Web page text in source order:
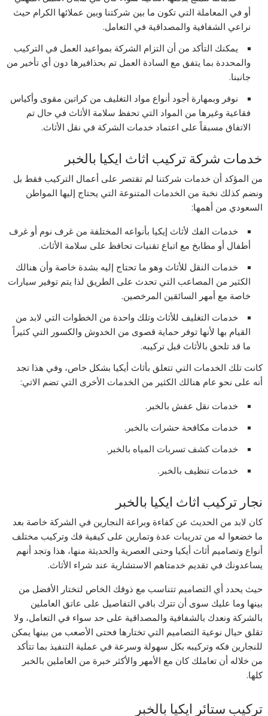
أو في المعاملة التي تكون ما بين شركتنا وبين عملائها الكرام حيث
نراعي الشفافية والمصداقية في التعامل.
يمكنك التأكد من أن التزام الشركة بمواعيد العمل في التركيب
والمحددة بما يتفق مع السادة العمل تم بحذافيرها دون أي تأخير من
جانبنا.
نوفر وبمهارة أجود أنواع مواد التغليف من كراتين مقوى وأكياس
فقاعية وغيرها من المواد التي تحفظ سلامة الأثاث في حال تم
الاتفاق مسبقاً على اعتماد خدمات الشركة في نقل الأثاث.
خدمات شركة تركيب اثاث ايكيا بالخبر
من المؤكد أن خدمات شركتنا لم تقتصر على أعمال التركيب فقط بل
ونضم كذلك نخبة من الخدمات المتنوعة التي يحتاج إليها المواطن
السعودي من أهمها:
خدمات الفك لأثاث إيكيا بأنواعه المختلفة من غرف نوم أو غرف
أطفال أو مطابخ مع اتباع تقنيات تحافظ على سلامة الأثاث.
خدمات النقل للأثاث وهو ما تحتاج إليه بشدة خاصة وأن هنالك
الكثير من المصاعب التي تحدث على الطريق لذا يتم توفير سيارات
خاصة مع أمهر السائقين المرخصين.
خدمات التغليف للأثاث وتلك واحدة من الخطوات التي لابد من
القيام بها لأنها توفر حماية قصوى من الخدوش والكسور التي كثيراً
ما قد تلحق بالأثاث قبل تركيبه.
كانت تلك الخدمات التي تتعلق بأثاث أيكيا بشكل خاص، وفي هذا تجد
أنه على نحو عام هنالك الكثير من الخدمات الأخرى التي تضم الاتي:
خدمات نقل عفش بالخبر.
خدمات مكافحة حشرات بالخبر.
خدمات كشف تسربات المياه بالخبر.
خدمات تنظيف بالخبر.
نجار تركيب اثاث ايكيا بالخبر
كان لابد من الحديث عن كفاءة وبراعة النجارين في الشركة خاصة بعد
ما خضعوا له من تدريبات عدة وتمارين على كيفية فك وتركيب مختلف
أنواع وتصاميم أثاث أيكيا وحتى العصرية والحديثة منها، هذا وتجد أنهم
يساعدونك في تقديم خدمتاهم الاستشارية عند شراء الأثاث.
حيث يحدد أي التصاميم تتناسب مع ذوقك الخاص لتختار الأفضل من
بينها وما عليك سوى أن تترك باقي التفاصيل على عاتق العاملين
بالشركة ونعدك بالشفافية والمصداقية على حد سواء في التعامل، ولا
تقلق حيال نوعية التصاميم التي تختارها فحتى الأصعب من بينها يمكن
للنجارين فكه وتركيبه بكل سهولة وسرعة في عملية التنفيذ بما تتأكد
من خلاله أن تعاملك كان مع الأمهر والأكثر خبرة من العاملين بالخبر
كلها.
تركيب ستائر ايكيا بالخبر